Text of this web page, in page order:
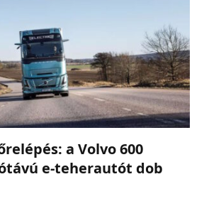
a Volvo 600
e-teherautót dob